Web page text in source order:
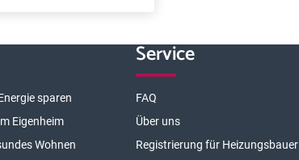
sparen
Eigenheim
Wohnen
Service
FAQ
Über uns
Registrierung für Heizungsbauer